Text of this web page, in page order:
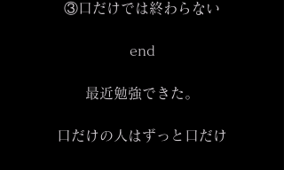
③口だけでは終わらない
end
最近勉強できた。
口だけの人はずっと口だけ